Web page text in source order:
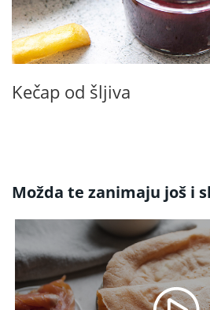
Kečap od šljiva
Možda te zanimaju još i